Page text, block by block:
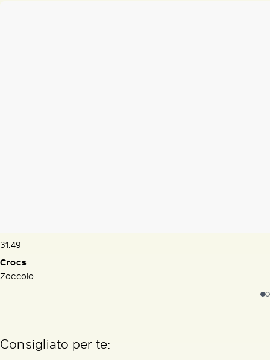
31.49
Crocs
Zoccolo
Consigliato per te: